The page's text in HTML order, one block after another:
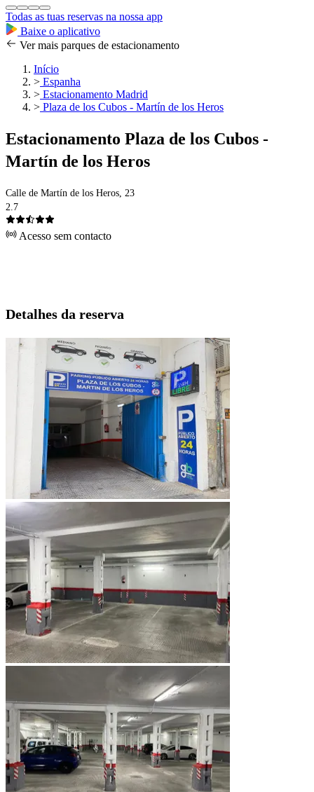
Todas as tuas reservas na nossa app
Baixe o aplicativo
Ver mais parques de estacionamento
Início
> Espanha
> Estacionamento Madrid
> Plaza de los Cubos - Martín de los Heros
Estacionamento Plaza de los Cubos -
Martín de los Heros
Calle de Martín de los Heros, 23
2.7
Acesso sem contacto
Detalhes da reserva